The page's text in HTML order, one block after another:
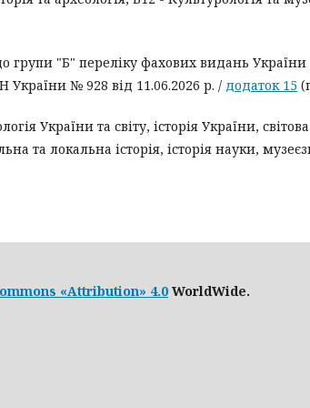
групи "Б" переліку фахових видань України
України № 928 від 11.06.2026 р. / додаток 15
України та світу, історія України,
та локальна історія, історія науки,
«Attribution» 4.0 WorldWide.